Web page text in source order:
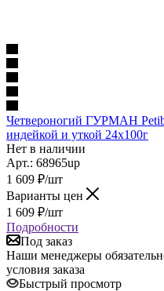
Четвероногий ГУРМАН
индейкой и уткой 24х100г
Нет в наличии
Арт.: 68965up
1 609 ₽/шт
Варианты цен
1 609 ₽/шт
Подробности
Под заказ
Наши менеджеры
условия заказа
Быстрый просмотр